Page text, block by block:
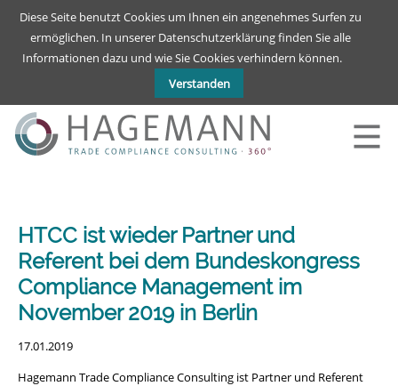
Deutsch English
HTCC ist wieder Partner und
Referent bei dem Bundeskongress
Compliance Management im
November 2019 in Berlin
17.01.2019
Hagemann Trade Compliance Consulting ist Partner und Referent
Diese Seite benutzt Cookies um Ihnen ein angenehmes Surfen zu
ermöglichen. In unserer Datenschutzerklärung finden Sie alle
Informationen dazu und wie Sie Cookies verhindern können.
Verstanden